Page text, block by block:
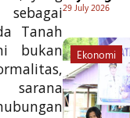
Tanah
bukan
29 July 2026
Ekonomi